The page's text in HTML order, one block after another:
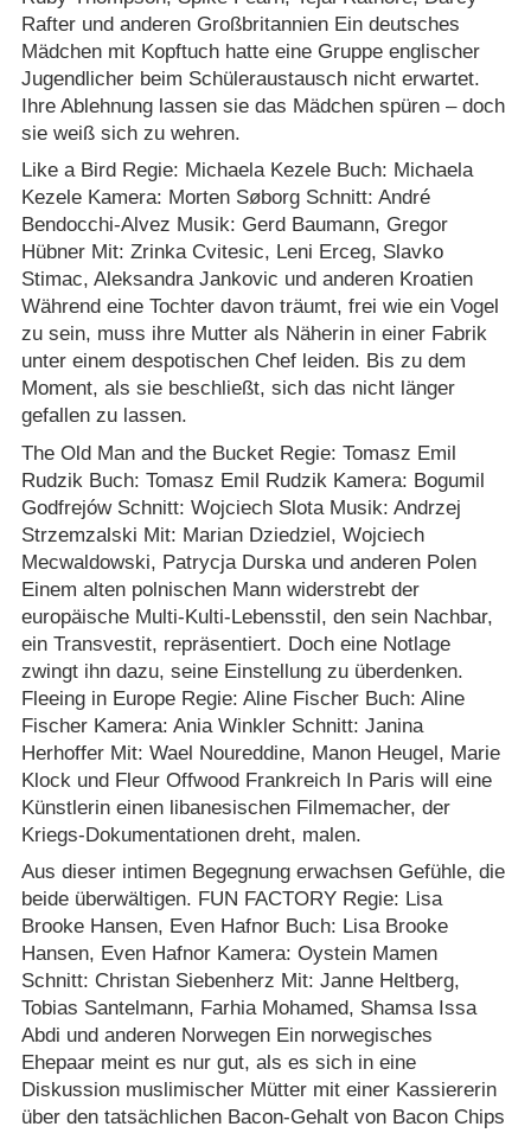
Rafter und anderen Großbritannien Ein deutsches
Mädchen mit Kopftuch hatte eine Gruppe englischer
Jugendlicher beim Schüleraustausch nicht erwartet.
Ihre Ablehnung lassen sie das Mädchen spüren – doch
sie weiß sich zu wehren.
Like a Bird Regie: Michaela Kezele Buch: Michaela
Kezele Kamera: Morten Søborg Schnitt: André
Bendocchi-Alvez Musik: Gerd Baumann, Gregor
Hübner Mit: Zrinka Cvitesic, Leni Erceg, Slavko
Stimac, Aleksandra Jankovic und anderen Kroatien
Während eine Tochter davon träumt, frei wie ein Vogel
zu sein, muss ihre Mutter als Näherin in einer Fabrik
unter einem despotischen Chef leiden. Bis zu dem
Moment, als sie beschließt, sich das nicht länger
gefallen zu lassen.
The Old Man and the Bucket Regie: Tomasz Emil
Rudzik Buch: Tomasz Emil Rudzik Kamera: Bogumil
Godfrejów Schnitt: Wojciech Slota Musik: Andrzej
Strzemzalski Mit: Marian Dziedziel, Wojciech
Mecwaldowski, Patrycja Durska und anderen Polen
Einem alten polnischen Mann widerstrebt der
europäische Multi-Kulti-Lebensstil, den sein Nachbar,
ein Transvestit, repräsentiert. Doch eine Notlage
zwingt ihn dazu, seine Einstellung zu überdenken.
Fleeing in Europe Regie: Aline Fischer Buch: Aline
Fischer Kamera: Ania Winkler Schnitt: Janina
Herhoffer Mit: Wael Noureddine, Manon Heugel, Marie
Klock und Fleur Offwood Frankreich In Paris will eine
Künstlerin einen libanesischen Filmemacher, der
Kriegs-Dokumentationen dreht, malen.
Aus dieser intimen Begegnung erwachsen Gefühle, die
beide überwältigen. FUN FACTORY Regie: Lisa
Brooke Hansen, Even Hafnor Buch: Lisa Brooke
Hansen, Even Hafnor Kamera: Oystein Mamen
Schnitt: Christan Siebenherz Mit: Janne Heltberg,
Tobias Santelmann, Farhia Mohamed, Shamsa Issa
Abdi und anderen Norwegen Ein norwegisches
Ehepaar meint es nur gut, als es sich in eine
Diskussion muslimischer Mütter mit einer Kassiererin
über den tatsächlichen Bacon-Gehalt von Bacon Chips